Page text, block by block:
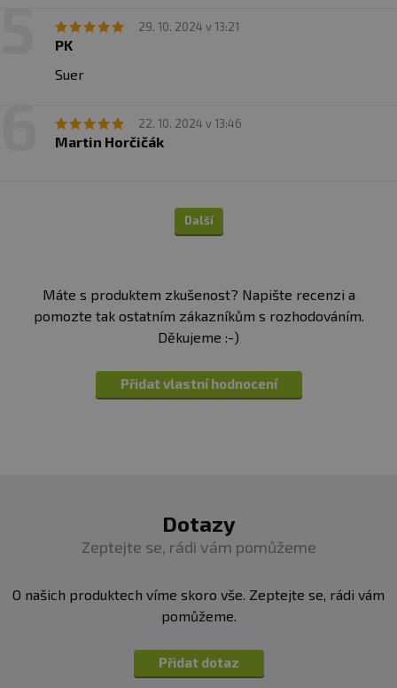
29. 10. 2024 v 13:21
PK
Suer
22. 10. 2024 v 13:46
Martin Horčičák
Další
Máte s produktem zkušenost? Napište recenzi a
pomozte tak ostatním zákazníkům s rozhodováním.
Děkujeme :-)
Přidat vlastní hodnocení
Dotazy
Zeptejte se, rádi vám pomůžeme
O našich produktech víme skoro vše. Zeptejte se, rádi vám
pomůžeme.
Přidat dotaz